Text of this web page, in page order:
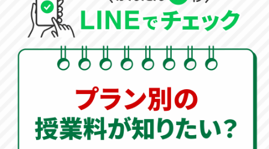
夏の受験対策は
オンライン家庭教師のWAMにお任せく
ださい！
す。 塾の夏期講習では最後の追い込みの演習問題をこな
す時期です。総合的に復習する時期だからこそ、
イン家庭教師で塾の補完を行い、根本的に理解するため
の取り組みが重要です。